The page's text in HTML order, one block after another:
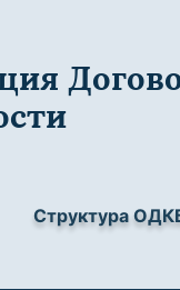
Структура